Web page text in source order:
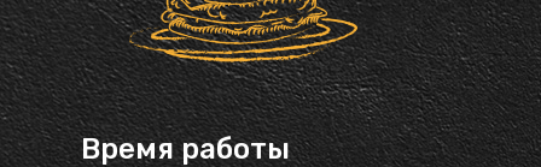
Время работы